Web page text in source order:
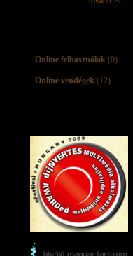
Online felhasználók (0)
Online vendégek (12)